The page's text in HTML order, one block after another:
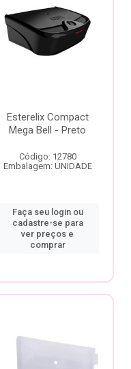
Esterelix Compact
Mega Bell - Preto
Código: 12780
Embalagem: UNIDADE
Faça seu login ou
cadastre-se para
ver preços e
comprar